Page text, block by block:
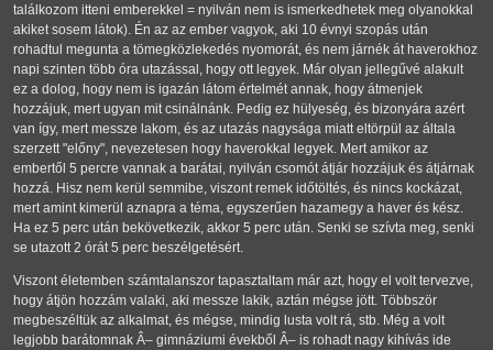
találkozom itteni emberekkel = nyilván nem is ismerkedhetek meg olyanokkal
akiket sosem látok). Én az az ember vagyok, aki 10 évnyi szopás után
rohadtul megunta a tömegközlekedés nyomorát, és nem járnék át haverokhoz
napi szinten több óra utazással, hogy ott legyek. Már olyan jellegűvé alakult
ez a dolog, hogy nem is igazán látom értelmét annak, hogy átmenjek
hozzájuk, mert ugyan mit csinálnánk. Pedig ez hülyeség, és bizonyára azért
van így, mert messze lakom, és az utazás nagysága miatt eltörpül az általa
szerzett "előny", nevezetesen hogy haverokkal legyek. Mert amikor az
embertől 5 percre vannak a barátai, nyilván csomót átjár hozzájuk és átjárnak
hozzá. Hisz nem kerül semmibe, viszont remek időtöltés, és nincs kockázat,
mert amint kimerül aznapra a téma, egyszerűen hazamegy a haver és kész.
Ha ez 5 perc után bekövetkezik, akkor 5 perc után. Senki se szívta meg, senki
se utazott 2 órát 5 perc beszélgetésért.
Viszont életemben számtalanszor tapasztaltam már azt, hogy el volt tervezve,
hogy átjön hozzám valaki, aki messze lakik, aztán mégse jött. Többször
megbeszéltük az alkalmat, és mégse, mindig lusta volt rá, stb. Még a volt
legjobb barátomnak Â– gimnáziumi évekből Â– is rohadt nagy kihívás ide